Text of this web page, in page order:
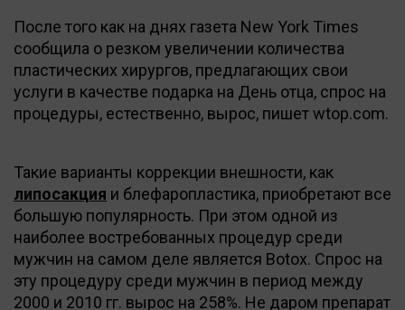
После того как на днях газета New York Times
сообщила о резком увеличении количества
пластических хирургов, предлагающих свои
услуги в качестве подарка на День отца, спрос на
процедуры, естественно, вырос, пишет wtop.com.
Такие варианты коррекции внешности, как
липосакция и блефаропластика, приобретают все
большую популярность. При этом одной из
наиболее востребованных процедур среди
мужчин на самом деле является Botox. Спрос на
эту процедуру среди мужчин в период между
2000 и 2010 гг. вырос на 258%. Не даром препарат